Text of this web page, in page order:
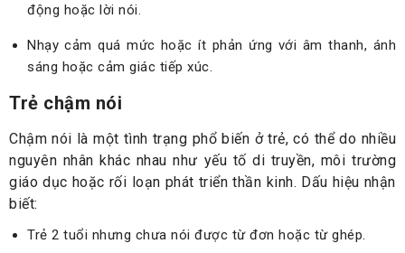
động hoặc lời nói.
Nhạy cảm quá mức hoặc ít phản ứng với âm thanh, ánh
sáng hoặc cảm giác tiếp xúc.
Trẻ chậm nói
Chậm nói là một tình trạng phổ biến ở trẻ, có thể do nhiều
nguyên nhân khác nhau như yếu tố di truyền, môi trường
giáo dục hoặc rối loạn phát triển thần kinh. Dấu hiệu nhận
biết:
Trẻ 2 tuổi nhưng chưa nói được từ đơn hoặc từ ghép.